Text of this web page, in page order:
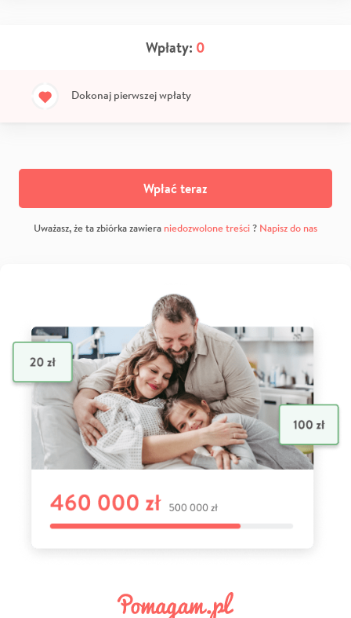
Wpłaty: 0
Dokonaj pierwszej wpłaty
Wpłać teraz
Uważasz, że ta zbiórka zawiera niedozwolone treści? Napisz do nas